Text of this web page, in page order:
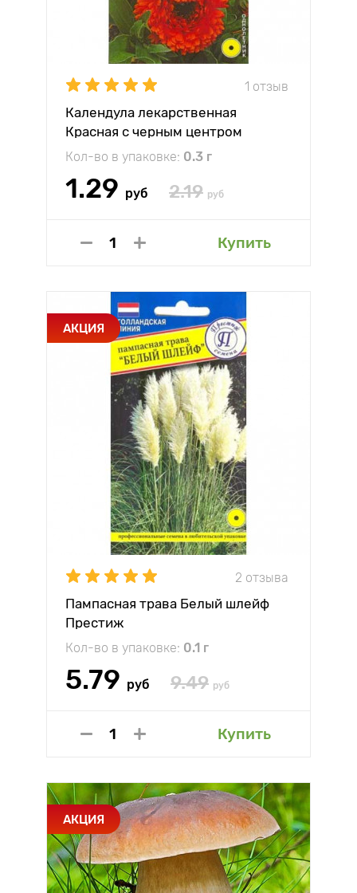
1 отзыв
Календула лекарственная
Красная с черным центром
Престиж
Кол-во в упаковке: 0.3 г
1.29 руб 2.19 руб
Купить
АКЦИЯ
2 отзыва
Пампасная трава Белый шлейф
Престиж
Кол-во в упаковке: 0.1 г
5.79 руб 9.49 руб
Купить
АКЦИЯ